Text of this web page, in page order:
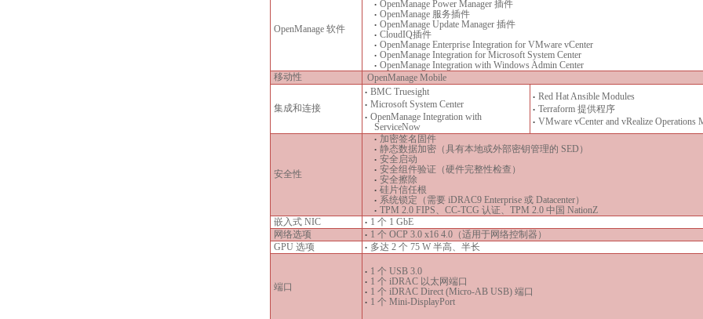
OpenManage 软件
• OpenManage Power Manager 插件
• OpenManage 服务插件
• OpenManage Update Manager 插件
• CloudIQ插件
• OpenManage Enterprise Integration for VMware vCenter
• OpenManage Integration for Microsoft System Center
• OpenManage Integration with Windows Admin Center
移动性
OpenManage Mobile
集成和连接
• BMC Truesight
• Microsoft System Center
• OpenManage Integration with
ServiceNow
• Red Hat Ansible Modules
• Terraform提供程序
• VMware vCenter and vRealize Operations
安全性
• 加密签名固件
• 静态数据加密（具有本地或外部密钥管理的 SED）
• 安全启动
• 安全组件验证（硬件完整性检查）
• 安全擦除
• 硅片信任根
• 系统锁定（需要 iDRAC9 Enterprise 或 Datacenter）
• TPM 2.0 FIPS、CC-TCG 认证、TPM 2.0 中国 NationZ
嵌入式 NIC
• 1 个 1 GbE
网络选项
• 1 个 OCP 3.0 x16 4.0（适用于网络控制器）
GPU 选项
• 多达 2 个 75 W 半高、半长
端口
• 1 个 USB 3.0
• 1 个 iDRAC 以太网端口
• 1 个 iDRAC Direct (Micro-AB USB) 端口
• 1 个 Mini-DisplayPort